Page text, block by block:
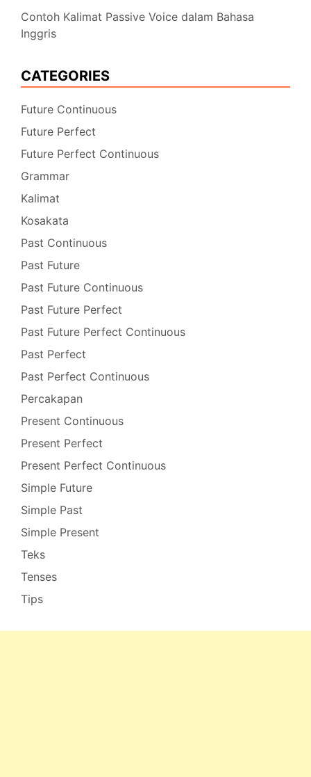
Contoh Kalimat Passive Voice dalam Bahasa
Inggris
CATEGORIES
Future Continuous
Future Perfect
Future Perfect Continuous
Grammar
Kalimat
Kosakata
Past Continuous
Past Future
Past Future Continuous
Past Future Perfect
Past Future Perfect Continuous
Past Perfect
Past Perfect Continuous
Percakapan
Present Continuous
Present Perfect
Present Perfect Continuous
Simple Future
Simple Past
Simple Present
Teks
Tenses
Tips